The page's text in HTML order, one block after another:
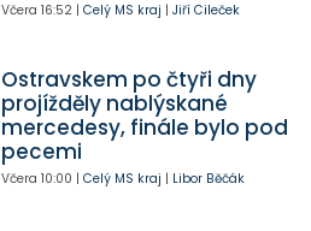
Včera 16:52| Celý MS kraj | Jiří Cileček
Ostravskem po čtyři dny
projížděly nablýskané
mercedesy, finále bylo pod
pecemi
Včera 10:00 | Celý MS kraj | Libor Běčák